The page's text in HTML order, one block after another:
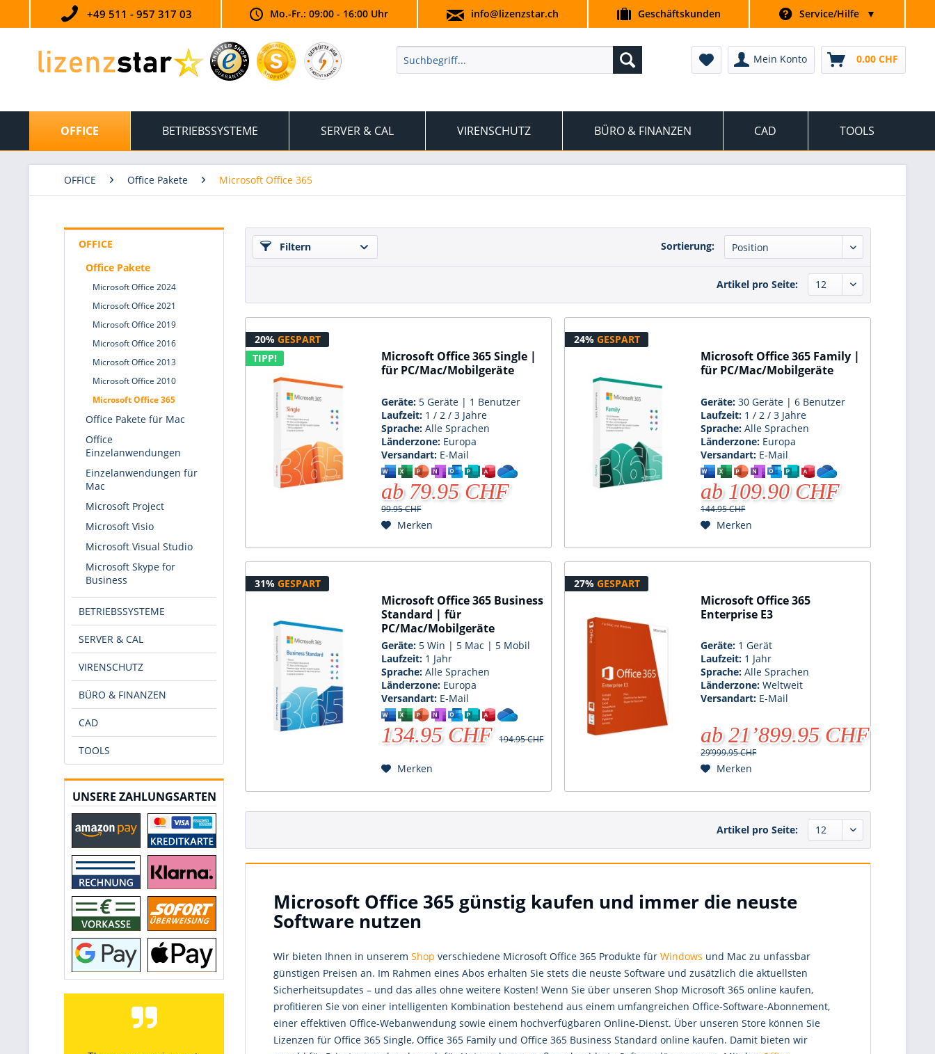
+49 511 - 957 317 03 Mo.-Fr.: 09:00 - 16:00 Uhr info@lizenzstar.ch Geschäftskunden Service/Hilfe ▼
Mein Konto 0.00 CHF
OFFICE BETRIEBSSYSTEME SERVER & CAL VIRENSCHUTZ BÜRO & FINANZEN CAD TOOLS
OFFICE Office Pakete Microsoft Office 365
OFFICE
Office Pakete
Microsoft Office 2024
Microsoft Office 2021
Microsoft Office 2019
Microsoft Office 2016
Microsoft Office 2013
Microsoft Office 2010
Microsoft Office 365
Office Pakete für Mac
Office
Einzelanwendungen
Einzelanwendungen für
Mac
Microsoft Project
Microsoft Visio
Microsoft Visual Studio
Microsoft Skype for
Business
BETRIEBSSYSTEME
SERVER & CAL
VIRENSCHUTZ
BÜRO & FINANZEN
CAD
TOOLS
UNSERE ZAHLUNGSARTEN
Filtern Sortierung:
Artikel pro Seite:
20% GESPART
TIPP!
Microsoft Office 365 Single |
für PC/Mac/Mobilgeräte
Geräte: 5 Geräte | 1 Benutzer
Laufzeit: 1 / 2 / 3 Jahre
Sprache:Alle Sprachen
Länderzone: Europa
Versandart: E-Mail
ab 79.95 CHF
99.95 CHF
Merken
24% GESPART
Microsoft Office 365 Family |
für PC/Mac/Mobilgeräte
Geräte:30 Geräte | 6 Benutzer
Laufzeit: 1 / 2 / 3 Jahre
Sprache:Alle Sprachen
Länderzone: Europa
Versandart: E-Mail
ab 109.90 CHF
144.95 CHF
Merken
31% GESPART
Microsoft Office 365 Business
Standard | für
PC/Mac/Mobilgeräte
Geräte: 5 Win | 5 Mac | 5 Mobil
Laufzeit: 1 Jahr
Sprache:Alle Sprachen
Länderzone: Europa
Versandart: E-Mail
134.95 CHF 194.95 CHF
Merken
27% GESPART
Microsoft Office 365
Enterprise E3
Geräte: 1 Gerät
Laufzeit: 1 Jahr
Sprache:Alle Sprachen
Länderzone:Weltweit
Versandart: E-Mail
ab 21’899.95 CHF
29’999.95 CHF
Merken
Artikel pro Seite:
Microsoft Office 365 günstig kaufen und immer die neuste
Software nutzen
Wir bieten Ihnen in unserem Shop verschiedene Microsoft Office 365 Produkte für Windows und Mac zu unfassbar
günstigen Preisen an. Im Rahmen eines Abos erhalten Sie stets die neuste Software und zusätzlich die aktuellsten
Sicherheitsupdates – und das alles ohne weitere Kosten! Wenn Sie über unseren Shop Microsoft 365 online kaufen,
profitieren Sie von einer intelligenten Kombination bestehend aus einem umfangreichen Office-Software-Abonnement,
einer effektiven Office-Webanwendung sowie einem hochverfügbaren Online-Dienst. Über unseren Store können Sie
Lizenzen für Office 365 Single, Office 365 Family und Office 365 Business Standard online kaufen. Damit bieten wir